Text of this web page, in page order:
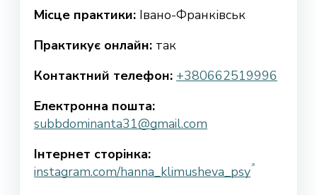
Місце практики: Івано-Франківськ
Практикує онлайн: так
Контактний телефон: +380662519996
Електронна пошта:
subbdominanta31@gmail.com
Інтернет сторінка:
instagram.com/hanna_klimusheva_psy